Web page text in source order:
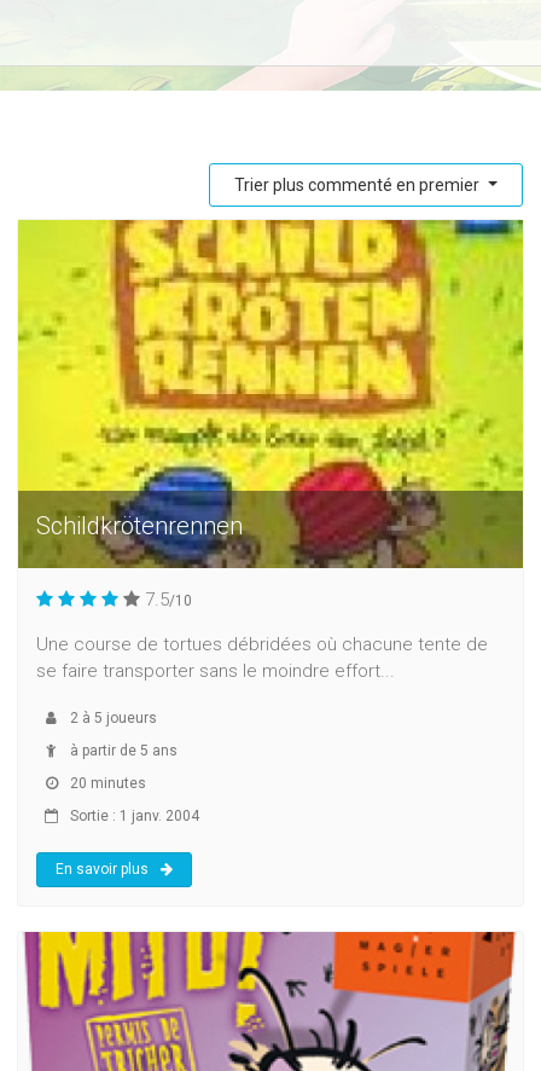
Trier plus commenté en premier
Schildkrötenrennen
7.5/10
Une course de tortues débridées où chacune tente de
se faire transporter sans le moindre effort...
2 à 5 joueurs
à partir de 5 ans
20 minutes
Sortie : 1 janv. 2004
En savoir plus